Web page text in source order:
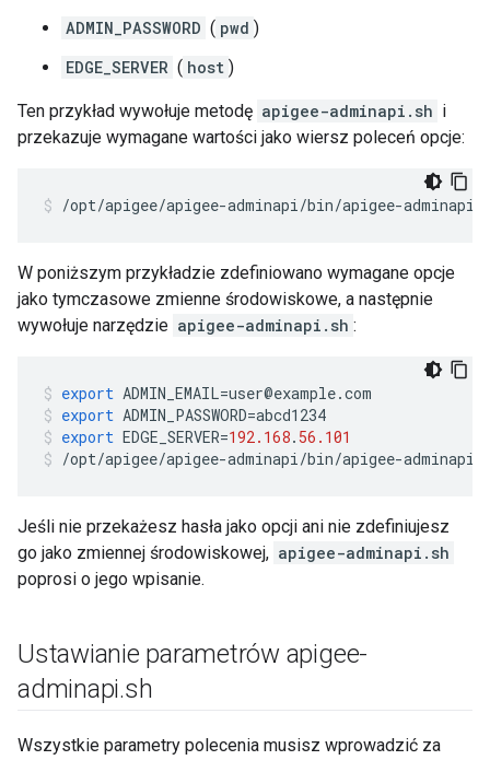
ADMIN_PASSWORD ( pwd )
EDGE_SERVER ( host )
Ten przykład wywołuje metodę apigee-adminapi.sh i
przekazuje wymagane wartości jako wiersz poleceń opcje:
/opt/apigee/apigee-adminapi/bin/apigee-
W poniższym przykładzie zdefiniowano wymagane opcje
jako tymczasowe zmienne środowiskowe, a następnie
wywołuje narzędzie apigee-adminapi.sh :
export ADMIN_EMAIL=user@example.com
export ADMIN_PASSWORD=abcd1234
export EDGE_SERVER=192.168. 56.101
/opt/apigee/apigee-adminapi/bin/apigee-adminapi
Jeśli nie przekażesz hasła jako opcji ani nie zdefiniujesz
go jako zmiennej środowiskowej, apigee-adminapi.sh
poprosi o jego wpisanie.
Ustawianie parametrów apigee-
adminapi.sh
Wszystkie parametry polecenia musisz wprowadzić za